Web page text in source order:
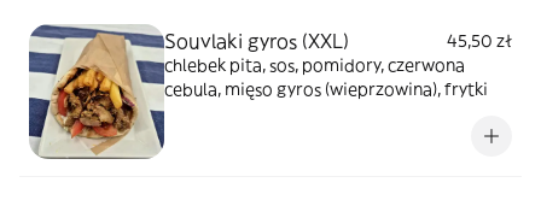
Souvlaki gyros (XXL)
45,50 zł
chlebek pita, sos, pomidory, czerwona
cebula, mięso gyros (wieprzowina), frytki